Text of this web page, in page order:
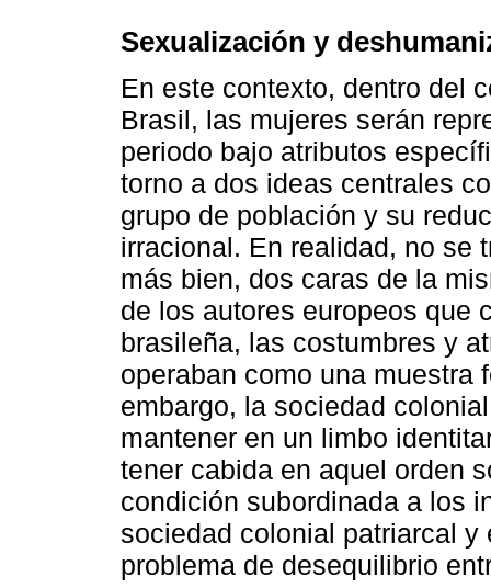
Sexualización y
En este contexto, dentro del
Brasil, las mujeres serán
periodo bajo atributos
torno a dos ideas centrales
grupo de población y su
irracional. En realidad, no se
más bien, dos caras de la
de los autores europeos que
brasileña, las costumbres y
operaban como una muestra
embargo, la sociedad
mantener en un limbo
tener cabida en aquel orden
condición subordinada a los
sociedad colonial patriarcal
problema de desequilibrio